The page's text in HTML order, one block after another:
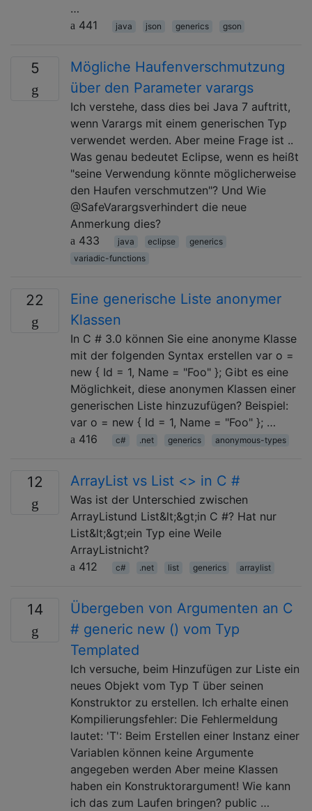
…
441
java json generics gson
5
Mögliche Haufenverschmutzung
über den Parameter varargs
Ich verstehe, dass dies bei Java 7 auftritt,
wenn Varargs mit einem generischen Typ
verwendet werden. Aber meine Frage ist ..
Was genau bedeutet Eclipse, wenn es heißt
"seine Verwendung könnte möglicherweise
den Haufen verschmutzen"? Und Wie
@SafeVarargsverhindert die neue
Anmerkung dies?
433
java eclipse
generics
variadic-functions
22
Eine generische Liste anonymer
Klassen
In C # 3.0 können Sie eine anonyme Klasse
mit der folgenden Syntax erstellen var o =
new { Id = 1, Name = "Foo" }; Gibt es eine
Möglichkeit, diese anonymen Klassen einer
generischen Liste hinzuzufügen? Beispiel:
var o = new { Id = 1, Name = "Foo" }; …
416
c# .net generics anonymous-types
12 ArrayList vs List <> in C #
Was ist der Unterschied zwischen
ArrayListund List&lt;&gt;in C #? Hat nur
List&lt;&gt;ein Typ eine Weile
ArrayListnicht?
412
c# .net list generics arraylist
14
Übergeben von Argumenten an C
# generic new () vom Typ
Templated
Ich versuche, beim Hinzufügen zur Liste ein
neues Objekt vom Typ T über seinen
Konstruktor zu erstellen. Ich erhalte einen
Kompilierungsfehler: Die Fehlermeldung
lautet: 'T': Beim Erstellen einer Instanz einer
Variablen können keine Argumente
angegeben werden Aber meine Klassen
haben ein Konstruktorargument! Wie kann
ich das zum Laufen bringen? public …